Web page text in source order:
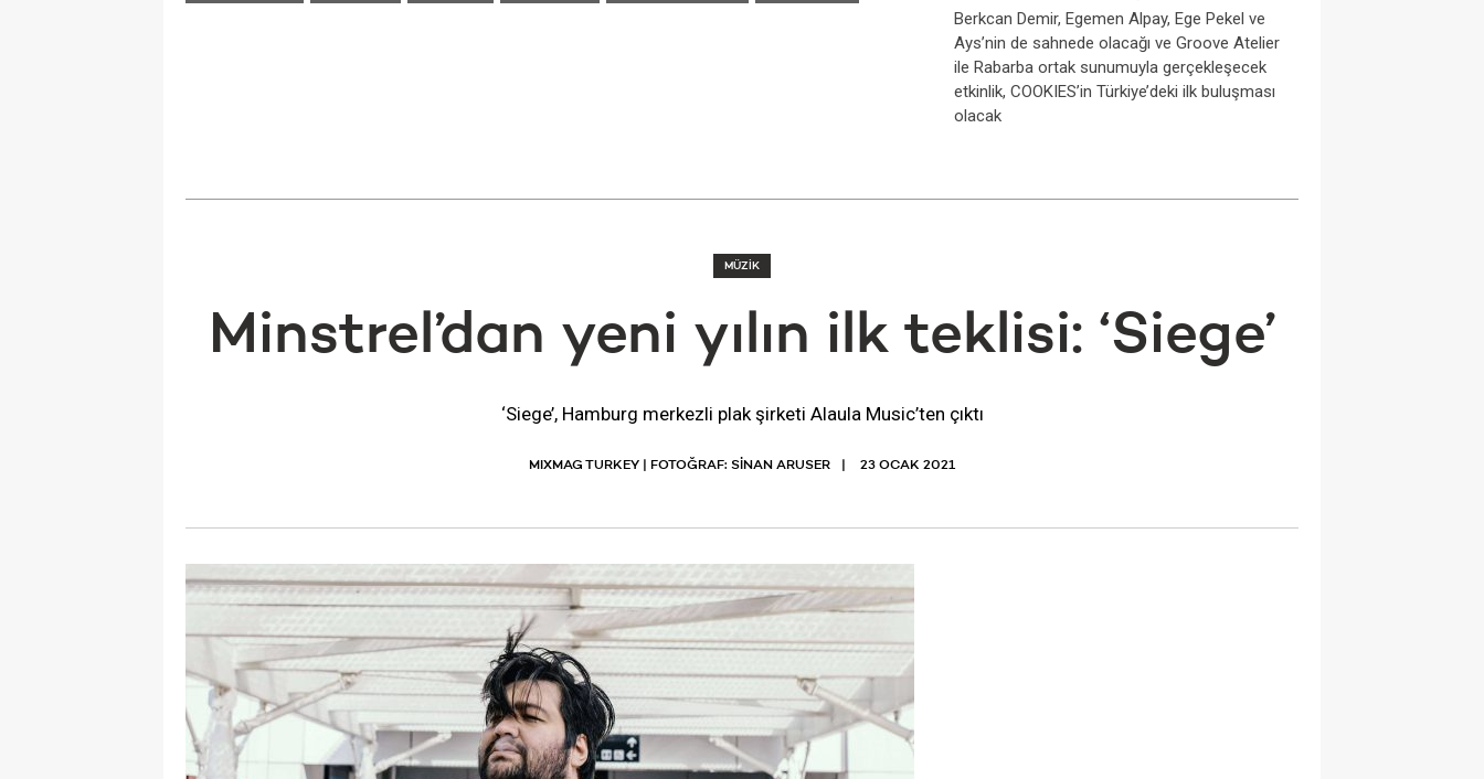
Berkcan Demir, Egemen Alpay, Ege Pekel ve
Ays’nin de sahnede olacağı ve Groove Atelier
ile Rabarba ortak sunumuyla gerçekleşecek
etkinlik, COOKIES’in Türkiye’deki ilk buluşması
olacak
MÜZİK
Minstrel’dan yeni yılın ilk teklisi: ‘Siege’
‘Siege’, Hamburg merkezli plak şirketi Alaula Music’ten çıktı
MIXMAG TURKEY | FOTOĞRAF: SİNAN ARUSER 23 OCAK 2021